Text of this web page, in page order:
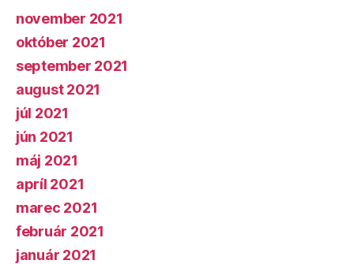
november 2021
október 2021
september 2021
august 2021
júl 2021
jún 2021
máj 2021
apríl 2021
marec 2021
február 2021
január 2021